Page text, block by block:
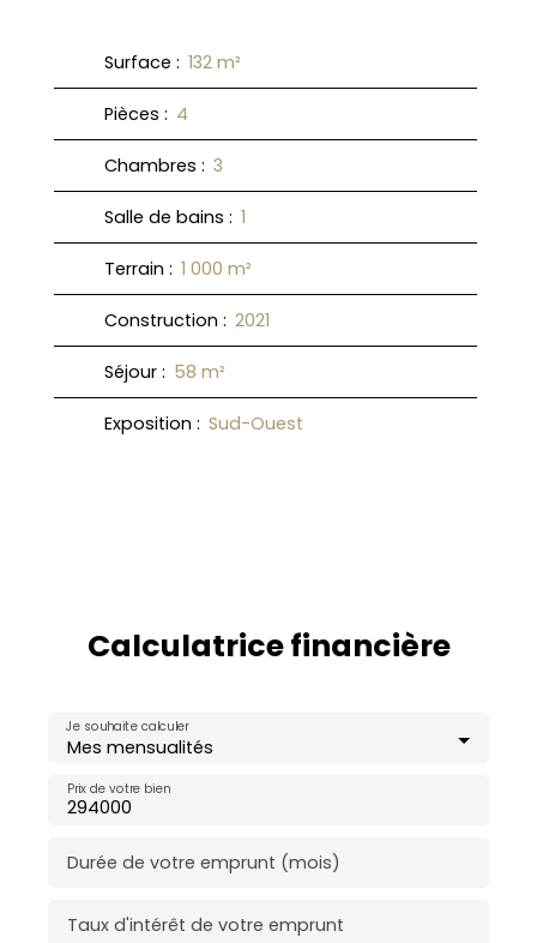
Surface : 132 m²
Pièces : 4
Chambres : 3
Salle de bains : 1
Terrain : 1 000 m²
Construction : 2021
Séjour : 58 m²
Exposition : Sud-Ouest
Calculatrice financière
Mes mensualités
Je souhaite calculer
Prix de votre bien
Durée de votre emprunt (mois)
Taux d'intérêt de votre emprunt